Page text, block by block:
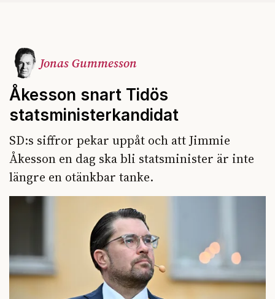
Jonas Gummesson
Åkesson snart Tidös
statsministerkandidat
SD:s siffror pekar uppåt och att Jimmie
Åkesson en dag ska bli statsminister är inte
längre en otänkbar tanke.